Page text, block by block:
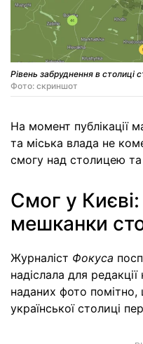
Рівень забруднення в столиці
Фото: скриншот
На момент публікації
та міська влада не
смогу над столицею
Смог у
мешканки
Журналіст Фокуса
надіслала для
наданих фото помітно,
української столиці